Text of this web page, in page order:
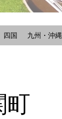
四国 九州・沖縄
町